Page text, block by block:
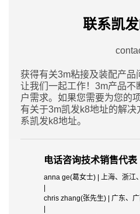
联系凯
获得有关3m粘接及装配产品
让我们一起工作！3m产品不
户需求。如果您需要为您的
有关于3m凯发k8地址的解
系凯发k8地址。
电话咨询技术销售代表
anna ge(葛女士) | 上海、浙江
|
chris zhang(张先生) | 广东、
|